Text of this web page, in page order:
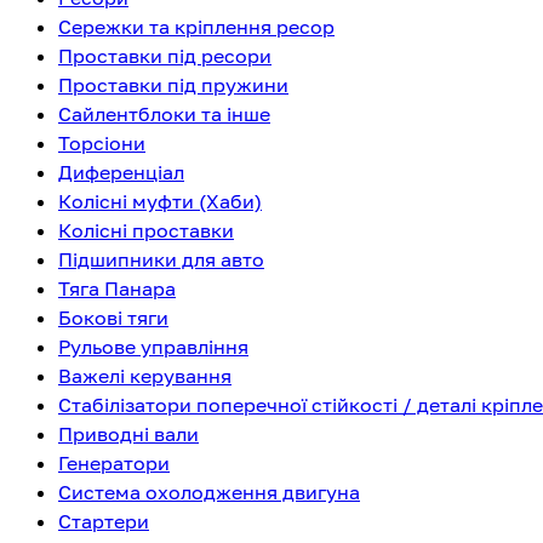
Сережки та кріплення ресор
Проставки під ресори
Проставки під пружини
Сайлентблоки та інше
Торсіони
Диференціал
Колісні муфти (Хаби)
Колісні проставки
Підшипники для авто
Тяга Панара
Бокові тяги
Рульове управління
Важелі керування
Стабілізатори поперечної стійкості / деталі
Приводні вали
Генератори
Система охолодження двигуна
Стартери